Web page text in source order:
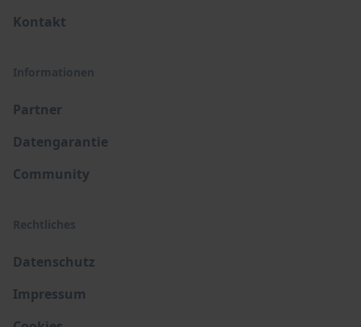
Kontakt
Informationen
Partner
Datengarantie
Community
Rechtliches
Datenschutz
Impressum